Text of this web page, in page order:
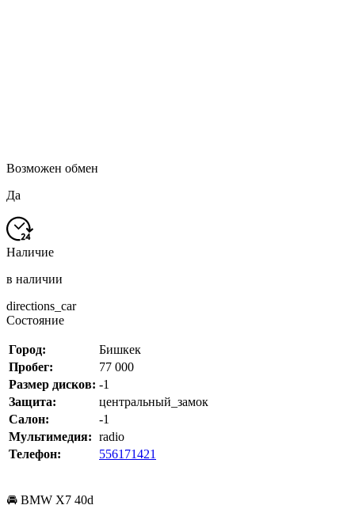
Возможен обмен
Да
Наличие
в наличии
directions_car
Состояние
Город:
Бишкек
Пробег:
77 000
Размер дисков: -1
Защита:
центральный_замок
Салон:
-1
Мультимедия: radio
Телефон:
556171421
🚘 BMW X7 40d